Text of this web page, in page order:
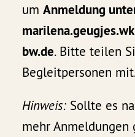
umAnmeldung
bw.de. Bitte teilen
Begleitpersonen
Hinweis: Sollte es
mehr Anmeldungen